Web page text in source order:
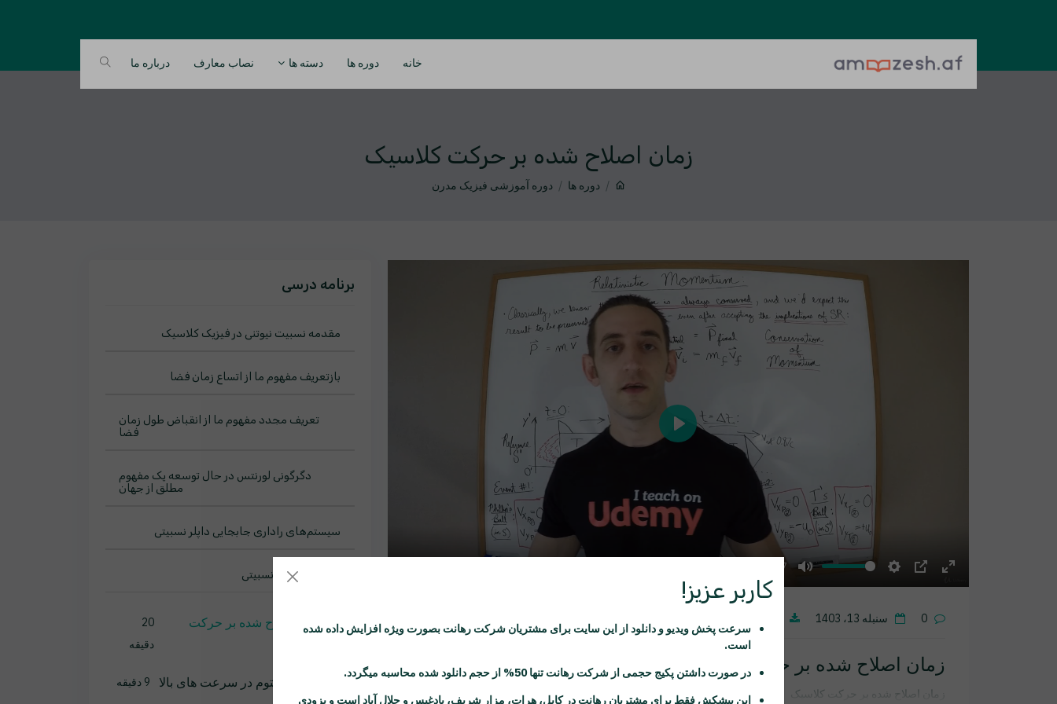
خانه دوره ها دسته ها نصاب معارف درباره ما
زمان اصلاح شده بر حرکت کلاسیک
دوره ها دوره آموزشی فیزیک مدرن
19:47
Play
0 سنبله 13، 1403
زمان اصلاح شده بر حرکت کلاسیک
زمان اصلاح شده بر حرکت کلاسیک
برنامه درسی
مقدمه نسبیت نیوتنی در فیزیک کلاسیک
بازتعریف مفهوم ما از اتساع زمان فضا
تعریف مجدد مفهوم ما از انقباض طول زمان
فضا
دگرگونی لورنتس در حال توسعه یک مفهوم
مطلق از جهان
سیستم‌های راداری جابجایی داپلر نسبیتی
شتاب مکانیک نسبیتی
زمان اصلاح شده بر حرکت
20
دقیقه
بقای مومنتوم در سرعت های بالا 9 دقیقه
کاربر عزیز!
سرعت پخش ویدیو و دانلود از این سایت برای مشتریان شرکت رهانت بصورت ویژه افزایش داده شده
است.
در صورت داشتن پکیج حجمی از شرکت رهانت تنها 50% از حجم دانلود شده محاسبه میگردد.
این پیشکش فقط برای مشتریان رهانت در کابل، هرات، مزار شریف، بادغیس و جلال آباد است و بزودی